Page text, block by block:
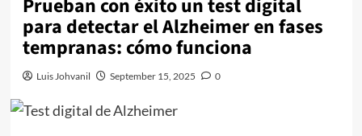
Prueban con éxito un test digital
para detectar el Alzheimer en fases
tempranas: cómo funciona
Luis Johvanil September 15, 2025 0